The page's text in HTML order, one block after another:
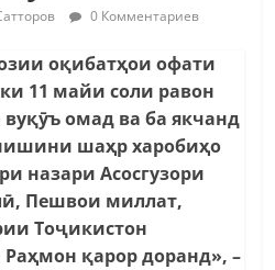
0 Комментариев
оқибатҳои офати
11 майи соли равон
омад ва ба якчанд
шаҳр харобиҳо
назари Асосгузори
Пешвои миллат,
Тоҷикистон
қарор доранд», –